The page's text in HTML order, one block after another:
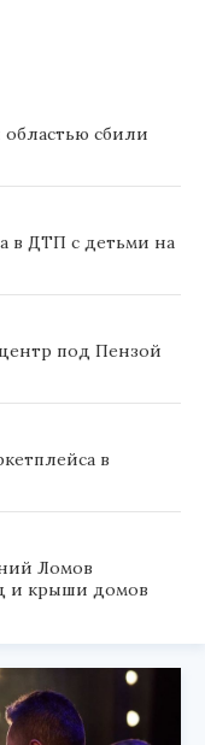
областью сбили
в ДТП с детьми на
под Пензой
в
Ломов
и крыши домов